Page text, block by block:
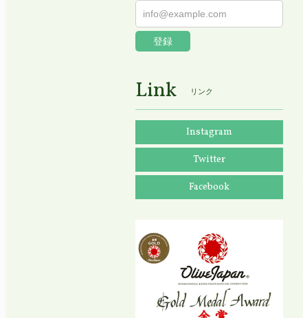
登録
Link リンク
Instagram
Twitter
Facebook